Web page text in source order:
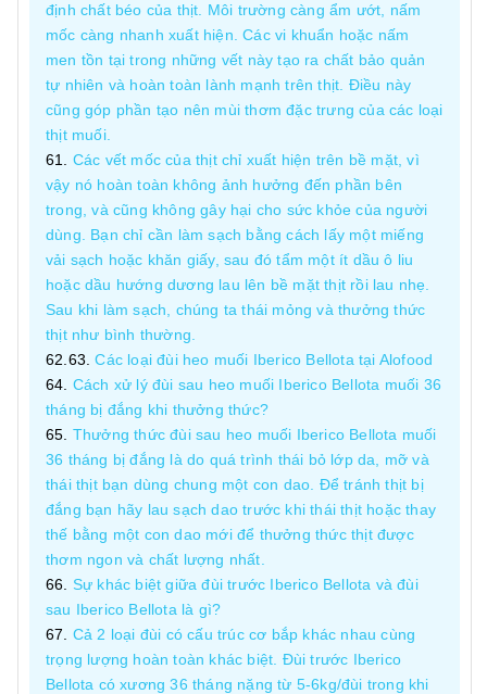
định chất béo của thịt. Môi trường càng ẩm ướt, nấm
mốc càng nhanh xuất hiện. Các vi khuẩn hoặc nấm
men tồn tại trong những vết này tạo ra chất bảo quản
tự nhiên và hoàn toàn lành mạnh trên thịt. Điều này
cũng góp phần tạo nên mùi thơm đặc trưng của các loại
thịt muối.
Các vết mốc của thịt chỉ xuất hiện trên bề mặt, vì
vậy nó hoàn toàn không ảnh hưởng đến phần bên
trong, và cũng không gây hại cho sức khỏe của người
dùng. Bạn chỉ cần làm sạch bằng cách lấy một miếng
vải sạch hoặc khăn giấy, sau đó tẩm một ít dầu ô liu
hoặc dầu hướng dương lau lên bề mặt thịt rồi lau nhẹ.
Sau khi làm sạch, chúng ta thái mỏng và thưởng thức
thịt như bình thường.
Các loại đùi heo muối Iberico Bellota tại Alofood
Cách xử lý đùi sau heo muối Iberico Bellota muối 36
tháng bị đắng khi thưởng thức?
Thưởng thức đùi sau heo muối Iberico Bellota muối
36 tháng bị đắng là do quá trình thái bỏ lớp da, mỡ và
thái thịt bạn dùng chung một con dao. Để tránh thịt bị
đắng bạn hãy lau sạch dao trước khi thái thịt hoặc thay
thế bằng một con dao mới để thưởng thức thịt được
thơm ngon và chất lượng nhất.
Sự khác biệt giữa đùi trước Iberico Bellota và đùi
sau Iberico Bellota là gì?
Cả 2 loại đùi có cấu trúc cơ bắp khác nhau cùng
trọng lượng hoàn toàn khác biệt. Đùi trước Iberico
Bellota có xương 36 tháng nặng từ 5-6kg/đùi trong khi